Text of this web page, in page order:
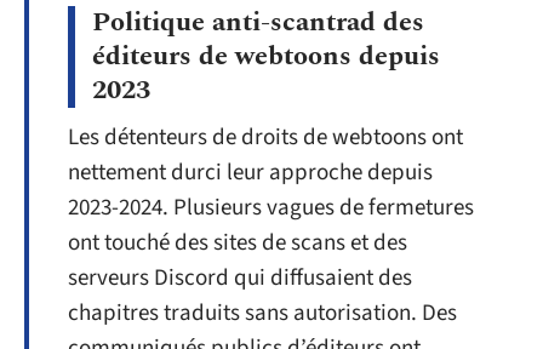
Politique anti-scantrad des
éditeurs de webtoons depuis
2023
Les détenteurs de droits de webtoons ont
nettement durci leur approche depuis
2023-2024. Plusieurs vagues de fermetures
ont touché des sites de scans et des
serveurs Discord qui diffusaient des
chapitres traduits sans autorisation. Des